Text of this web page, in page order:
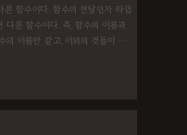
함수이다. 함수의 전달인자 타입
다른 함수이다. 즉, 함수의 이름과
이름만 같고, 이외의 것들이 다
{ myFunc(1) myFunc("ABC")